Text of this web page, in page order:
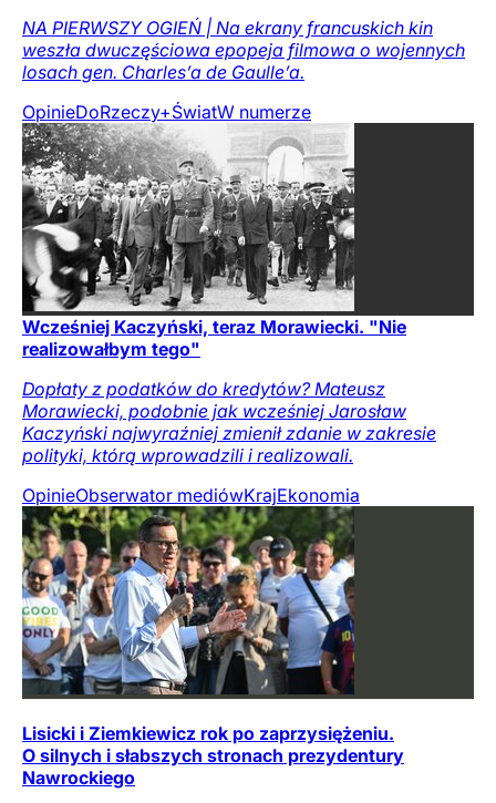
NA PIERWSZY OGIEŃ | Na ekrany francuskich kin
weszła dwuczęściowa epopeja filmowa o wojennych
losach gen. Charles’a de Gaulle’a.
OpinieDoRzeczy+ŚwiatW numerze
Wcześniej Kaczyński, teraz Morawiecki. "Nie
realizowałbym tego"
Dopłaty z podatków do kredytów? Mateusz
Morawiecki, podobnie jak wcześniej Jarosław
Kaczyński najwyraźniej zmienił zdanie w zakresie
polityki, którą wprowadzili i realizowali.
OpinieObserwator mediówKrajEkonomia
Lisicki i Ziemkiewicz rok po zaprzysiężeniu.
O silnych i słabszych stronach prezydentury
Nawrockiego